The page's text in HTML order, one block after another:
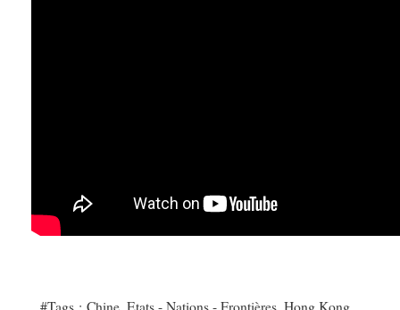
#Tags : Chine, Etats - Nations - Frontières, Hong Kong